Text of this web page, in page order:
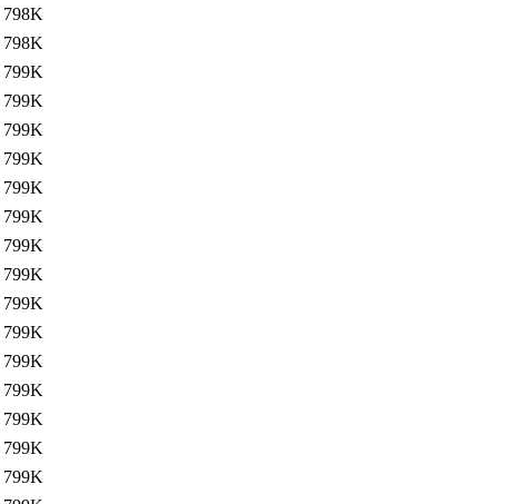
798K
798K
799K
799K
799K
799K
799K
799K
799K
799K
799K
799K
799K
799K
799K
799K
799K